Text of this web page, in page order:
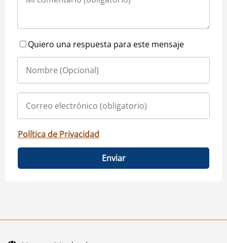
Quiero una respuesta para este mensaje
Política de Privacidad
Enviar